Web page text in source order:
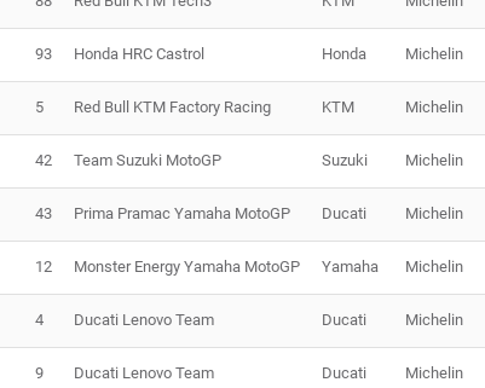
93 Honda HRC Castrol Honda Michelin
5 Red Bull KTM Factory Racing KTM Michelin
42 Team Suzuki MotoGP Suzuki Michelin
43 Prima Pramac Yamaha MotoGP Ducati Michelin
12 Monster Energy Yamaha MotoGP Yamaha Michelin
4 Ducati Lenovo Team Ducati Michelin
9 Ducati Lenovo Team Ducati Michelin